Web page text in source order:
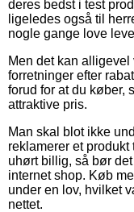
deres bedst i test
ligeledes også til
nogle gange love
Men det kan
forretninger efter
forud for at du køber,
attraktive pris.
Man skal blot ikke
reklamerer et
uhørt billig, så bør
internet shop. Køb
under en lov, hvilket
nettet.